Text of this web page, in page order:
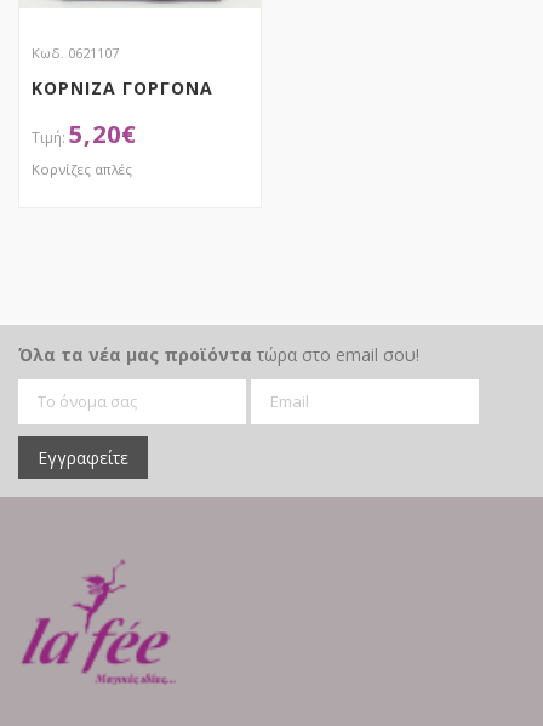
Κωδ. 0621107
ΚΟΡΝΙΖΑ ΓΟΡΓΟΝΑ
5,20€
Κορνίζες απλές
Όλα τα νέα μας προϊόντα τώρα στο email σου!
Εγγραφείτε